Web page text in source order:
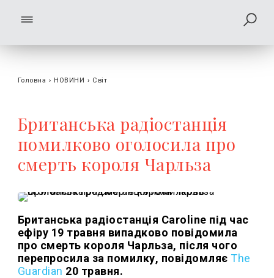
Головна › НОВИНИ › Світ
Британська радіостанція
помилково оголосила про
смерть короля Чарльза
Британська радіостанція Caroline під час
ефіру 19 травня випадково повідомила
про смерть короля Чарльза, після чого
перепросила за помилку, повідомляє The
Guardian 20 травня.